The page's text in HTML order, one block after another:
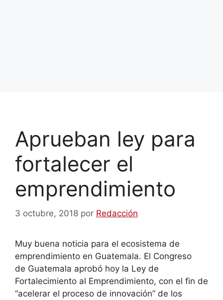
Aprueban ley para
fortalecer el
emprendimiento
3 octubre, 2018 por Redacción
Muy buena noticia para el ecosistema de
emprendimiento en Guatemala. El Congreso
de Guatemala aprobó hoy la Ley de
Fortalecimiento al Emprendimiento, con el fin de
“acelerar el proceso de innovación” de los